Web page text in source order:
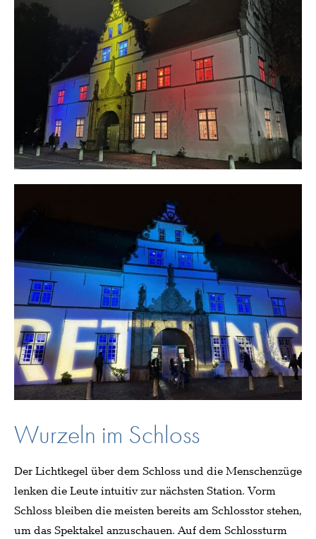
Wurzeln im Schloss
Der Lichtkegel über dem Schloss und die Menschenzüge
lenken die Leute intuitiv zur nächsten Station. Vorm
Schloss bleiben die meisten bereits am Schlosstor stehen,
um das Spektakel anzuschauen. Auf dem Schlossturm